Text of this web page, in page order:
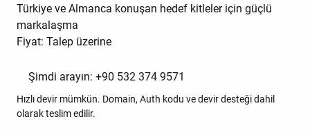
Türkiye ve Almanca konuşan hedef kitleler için güçlü
markalaşma
Fiyat: Talep üzerine
Şimdi arayın: +90 532 374 9571
Hızlı devir mümkün. Domain, Auth kodu ve devir desteği dahil
olarak teslim edilir.